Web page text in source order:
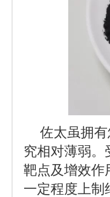
佐太虽拥
究相对薄弱
靶点及增效作
一定程度上制